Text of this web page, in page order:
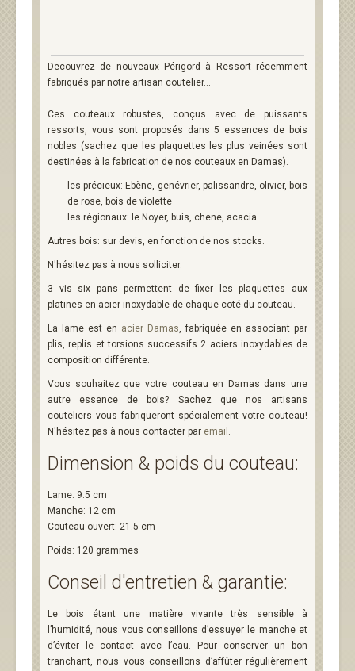
Decouvrez de nouveaux Périgord à Ressort récemment
fabriqués par notre artisan coutelier...
Ces couteaux robustes, conçus avec de puissants
ressorts, vous sont proposés dans 5 essences de bois
nobles (sachez que les plaquettes les plus veinées sont
destinées à la fabrication de nos couteaux en Damas).
les précieux: Ebène, genévrier, palissandre, olivier, bois
de rose, bois de violette
les régionaux: le Noyer, buis, chene, acacia
Autres bois: sur devis, en fonction de nos stocks.
N'hésitez pas à nous solliciter.
3 vis six pans permettent de fixer les plaquettes aux
platines en acier inoxydable de chaque coté du couteau.
La lame est en acier Damas, fabriquée en associant par
plis, replis et torsions successifs 2 aciers inoxydables de
composition différente.
Vous souhaitez que votre couteau en Damas dans une
autre essence de bois? Sachez que nos artisans
couteliers vous fabriqueront spécialement votre couteau!
N'hésitez pas à nous contacter par email .
Dimension & poids du couteau:
Lame: 9.5 cm
Manche: 12 cm
Couteau ouvert: 21.5 cm
Poids: 120 grammes
Conseil d'entretien & garantie:
Le bois étant une matière vivante très sensible à
l’humidité, nous vous conseillons d’essuyer le manche et
d’éviter le contact avec l’eau.
Pour conserver un bon
tranchant, nous vous conseillons d’affûter régulièrement